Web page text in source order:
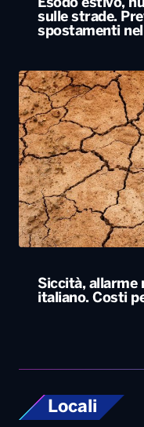
Esodo estivo,
sulle strade.
spostamenti
Siccità,
italiano. Costi
Locali